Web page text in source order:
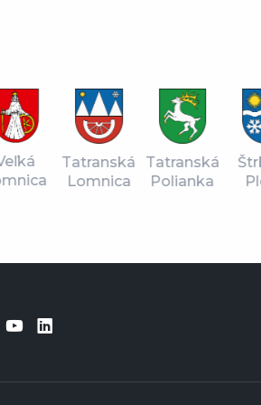
Tatranská
Lomnica
Tatranská
Polianka